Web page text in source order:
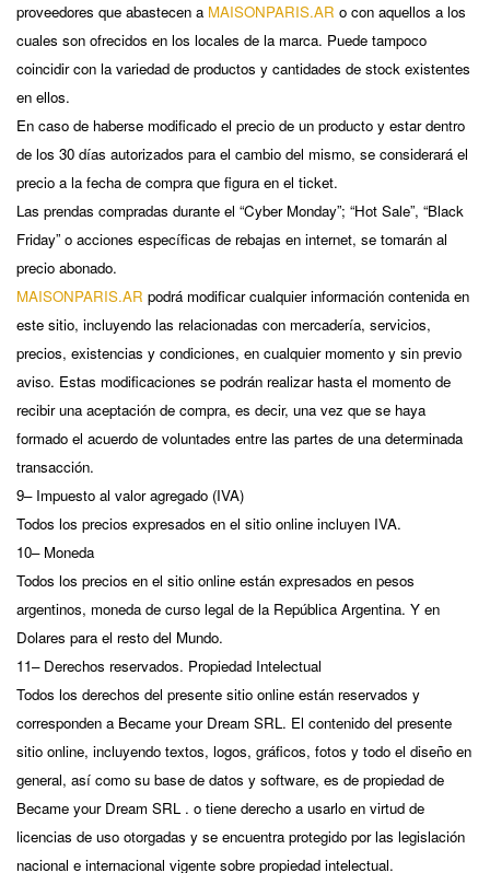
proveedores que abastecen a MAISONPARIS.AR o con aquellos a los
cuales son ofrecidos en los locales de la marca. Puede tampoco
coincidir con la variedad de productos y cantidades de stock existentes
en ellos.
En caso de haberse modificado el precio de un producto y estar dentro
de los 30 días autorizados para el cambio del mismo, se considerará el
precio a la fecha de compra que figura en el ticket.
Las prendas compradas durante el “Cyber Monday”; “Hot Sale”, “Black
Friday” o acciones específicas de rebajas en internet, se tomarán al
precio abonado.
MAISONPARIS.AR podrá modificar cualquier información contenida en
este sitio, incluyendo las relacionadas con mercadería, servicios,
precios, existencias y condiciones, en cualquier momento y sin previo
aviso. Estas modificaciones se podrán realizar hasta el momento de
recibir una aceptación de compra, es decir, una vez que se haya
formado el acuerdo de voluntades entre las partes de una determinada
transacción.
9– Impuesto al valor agregado (IVA)
Todos los precios expresados en el sitio online incluyen IVA.
10– Moneda
Todos los precios en el sitio online están expresados en pesos
argentinos, moneda de curso legal de la República Argentina. Y en
Dolares para el resto del Mundo.
11– Derechos reservados. Propiedad Intelectual
Todos los derechos del presente sitio online están reservados y
corresponden a Became your Dream SRL. El contenido del presente
sitio online, incluyendo textos, logos, gráficos, fotos y todo el diseño en
general, así como su base de datos y software, es de propiedad de
Became your Dream SRL . o tiene derecho a usarlo en virtud de
licencias de uso otorgadas y se encuentra protegido por las legislación
nacional e internacional vigente sobre propiedad intelectual.